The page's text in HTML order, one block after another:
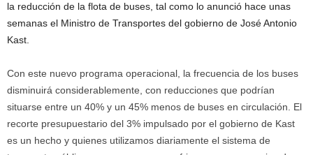
la reducción de la flota de buses, tal como lo anunció hace unas
semanas el Ministro de Transportes del gobierno de José Antonio
Kast.
Con este nuevo programa operacional, la frecuencia de los buses
disminuirá considerablemente, con reducciones que podrían
situarse entre un 40% y un 45% menos de buses en circulación. El
recorte presupuestario del 3% impulsado por el gobierno de Kast
es un hecho y quienes utilizamos diariamente el sistema de